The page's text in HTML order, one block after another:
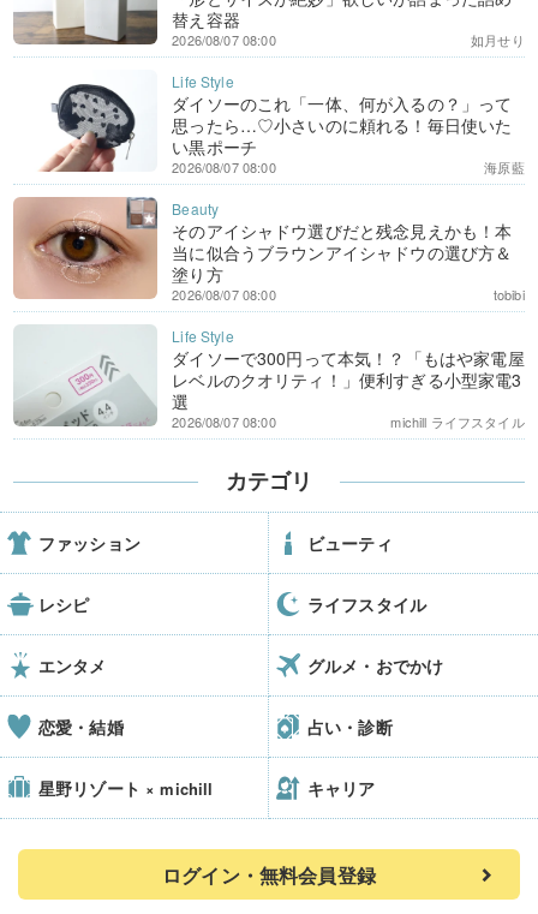
替え容器
如月せり
2026/08/07 08:00
ダイソーのこれ「一体、何が入るの？」って
思ったら…♡小さいのに頼れる！毎日使いた
い黒ポーチ
海原藍
2026/08/07 08:00
そのアイシャドウ選びだと残念見えかも！本
当に似合うブラウンアイシャドウの選び方＆
塗り方
tobibi
2026/08/07 08:00
ダイソーで300円って本気！？「もはや家電屋
レベルのクオリティ！」便利すぎる小型家電3
選
michill ライフスタイル
2026/08/07 08:00
カテゴリ
ファッション ビューティ
レシピ ライフスタイル
エンタメ グルメ・おでかけ
恋愛・結婚 占い・診断
星野リゾート × michill キャリア
ログイン・無料会員登録